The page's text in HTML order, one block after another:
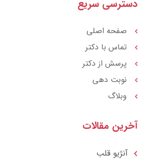
g
m
a
دسترسی سریع
صفحه اصلی
تماس با دکتر
پرسش از دکتر
نوبت دهی
وبلاگ
آخرین مقالات
آنژیو قلب